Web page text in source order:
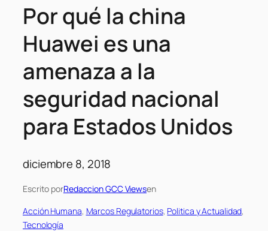
Por qué la china
Huawei es una
amenaza a la
seguridad nacional
para Estados Unidos
diciembre 8, 2018
Escrito porRedaccion GCC Viewsen
Acción Humana, Marcos Regulatorios, Politica y Actualidad
Tecnología